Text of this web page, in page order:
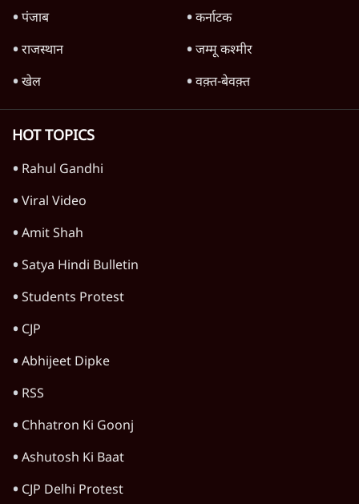
जम्मू कश्मीर
Satya Hindi Bulletin
Abhijeet Dipke
Chhatron Ki Goonj